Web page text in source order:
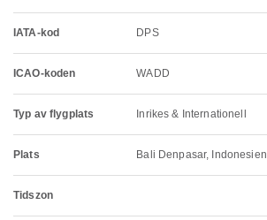
IATA-kod DPS
ICAO-koden WADD
Typ av flygplats Inrikes & Internationell
Plats Bali Denpasar, Indonesien
Tidszon